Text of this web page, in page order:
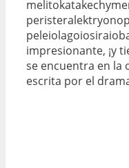
impresionante, ¡y
se encuentra en la
escrita por el